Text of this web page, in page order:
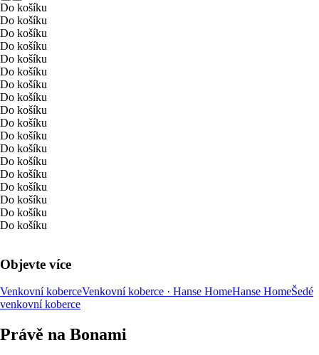
Do košíku
Do košíku
Do košíku
Do košíku
Do košíku
Do košíku
Do košíku
Do košíku
Do košíku
Do košíku
Do košíku
Do košíku
Do košíku
Do košíku
Do košíku
Do košíku
Do košíku
Do košíku
Objevte více
Venkovní koberceVenkovní koberce · Hanse HomeHanse HomeŠedé
venkovní koberce
Právě na Bonami